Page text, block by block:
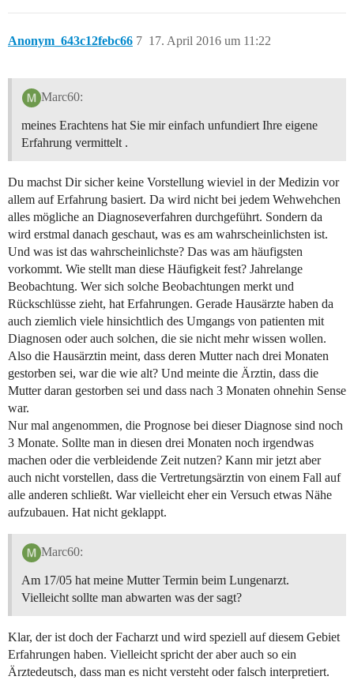
Anonym_643c12febc66 17. April 2016 um 11:22
7
Marc60:
meines Erachtens hat Sie mir einfach unfundiert Ihre eigene
Erfahrung vermittelt .
Du machst Dir sicher keine Vorstellung wieviel in der Medizin vor
allem auf Erfahrung basiert. Da wird nicht bei jedem Wehwehchen
alles mögliche an Diagnoseverfahren durchgeführt. Sondern da
wird erstmal danach geschaut, was es am wahrscheinlichsten ist.
Und was ist das wahrscheinlichste? Das was am häufigsten
vorkommt. Wie stellt man diese Häufigkeit fest? Jahrelange
Beobachtung. Wer sich solche Beobachtungen merkt und
Rückschlüsse zieht, hat Erfahrungen. Gerade Hausärzte haben da
auch ziemlich viele hinsichtlich des Umgangs von patienten mit
Diagnosen oder auch solchen, die sie nicht mehr wissen wollen.
Also die Hausärztin meint, dass deren Mutter nach drei Monaten
gestorben sei, war die wie alt? Und meinte die Ärztin, dass die
Mutter daran gestorben sei und dass nach 3 Monaten ohnehin Sense
war.
Nur mal angenommen, die Prognose bei dieser Diagnose sind noch
3 Monate. Sollte man in diesen drei Monaten noch irgendwas
machen oder die verbleidende Zeit nutzen? Kann mir jetzt aber
auch nicht vorstellen, dass die Vertretungsärztin von einem Fall auf
alle anderen schließt. War vielleicht eher ein Versuch etwas Nähe
aufzubauen. Hat nicht geklappt.
Marc60:
Am 17/05 hat meine Mutter Termin beim Lungenarzt.
Vielleicht sollte man abwarten was der sagt?
Klar, der ist doch der Facharzt und wird speziell auf diesem Gebiet
Erfahrungen haben. Vielleicht spricht der aber auch so ein
Ärztedeutsch, dass man es nicht versteht oder falsch interpretiert.